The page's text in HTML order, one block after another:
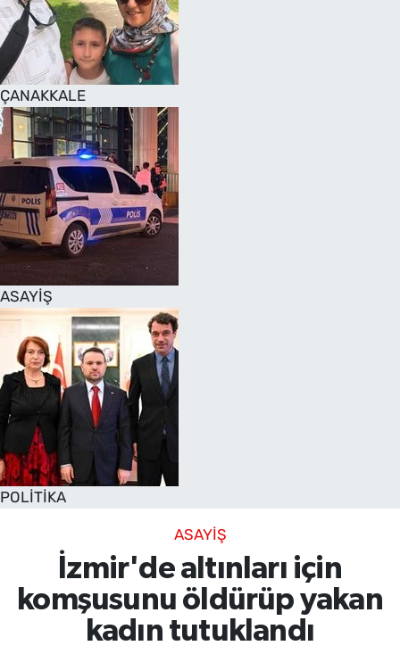
ÇANAKKALE
ASAYİŞ
POLİTİKA
ASAYİŞ
İzmir'de altınları için
komşusunu öldürüp yakan
kadın tutuklandı
SAĞLIK
TV REHBERİ